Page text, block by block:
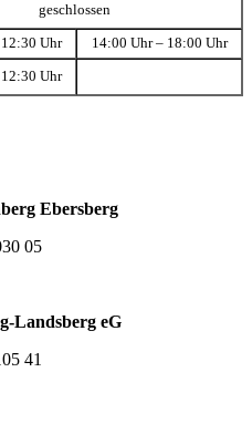
geschlossen
Uhr 14:00 Uhr – 18:00 Uhr
Uhr
Ebersberg
05
Landsberg eG
41